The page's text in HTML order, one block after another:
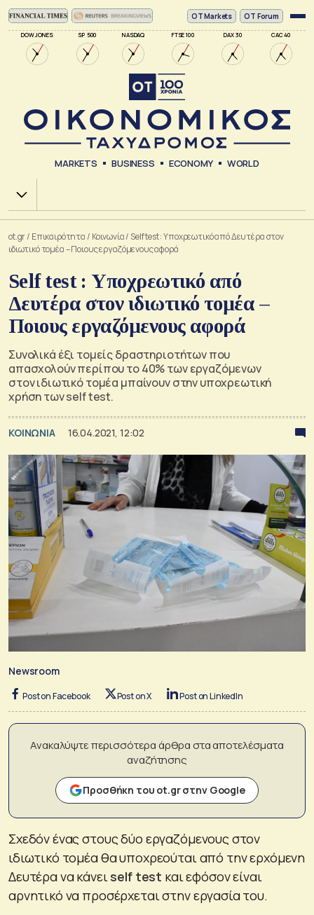
DOW JONES SP 500 NASDAQ FTSE 100 DAX 30 CAC 40
ΟΤ Markets OT Forum
MARKETS BUSINESS ECONOMY WORLD
Χ.Α.
ot.gr/ Επικαιρότητα / Κοινωνία/ Self test : Υποχρεωτικό από Δευτέρα στον
ιδιωτικό τομέα – Ποιους εργαζόμενους αφορά
Self test : Υποχρεωτικό από
Δευτέρα στον ιδιωτικό τομέα –
Ποιους εργαζόμενους αφορά
Συνολικά έξι τομείς δραστηριοτήτων που
απασχολούν περίπου το 40% των εργαζόμενων
στον ιδιωτικό τομέα μπαίνουν στην υποχρεωτική
χρήση των self test.
ΚΟΙΝΩΝΙΑ 16.04.2021, 12:02
Newsroom
Post on Facebook Post on X Post on LinkedIn
Ανακαλύψτε περισσότερα άρθρα στα αποτελέσματα
αναζήτησης
Προσθήκη του ot.gr στην Google
Σχεδόν ένας στους δύο εργαζόμενους στον
ιδιωτικό τομέα θα υποχρεούται από την ερχόμενη
Δευτέρα να κάνειself test και εφόσον είναι
αρνητικό να προσέρχεται στην εργασία του.